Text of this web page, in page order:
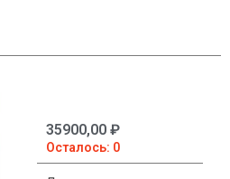
35900,00 ₽
Осталось: 0